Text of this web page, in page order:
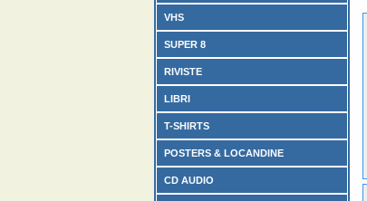
VHS
SUPER 8
RIVISTE
LIBRI
T-SHIRTS
POSTERS & LOCANDINE
CD AUDIO